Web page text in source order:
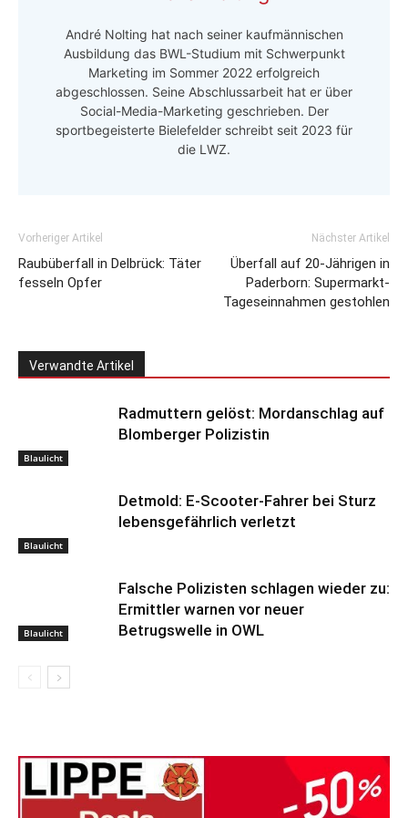
André Nolting hat nach seiner kaufmännischen
Ausbildung das BWL-Studium mit Schwerpunkt
Marketing im Sommer 2022 erfolgreich
abgeschlossen. Seine Abschlussarbeit hat er über
Social-Media-Marketing geschrieben. Der
sportbegeisterte Bielefelder schreibt seit 2023 für
die LWZ.
Vorheriger Artikel
Raubüberfall in Delbrück: Täter
fesseln Opfer
Nächster Artikel
Überfall auf 20-Jährigen in
Paderborn: Supermarkt-
Tageseinnahmen gestohlen
Verwandte Artikel
Blaulicht
Radmuttern gelöst: Mordanschlag auf
Blomberger Polizistin
Blaulicht
Detmold: E-Scooter-Fahrer bei Sturz
lebensgefährlich verletzt
Blaulicht
Falsche Polizisten schlagen wieder zu:
Ermittler warnen vor neuer
Betrugswelle in OWL